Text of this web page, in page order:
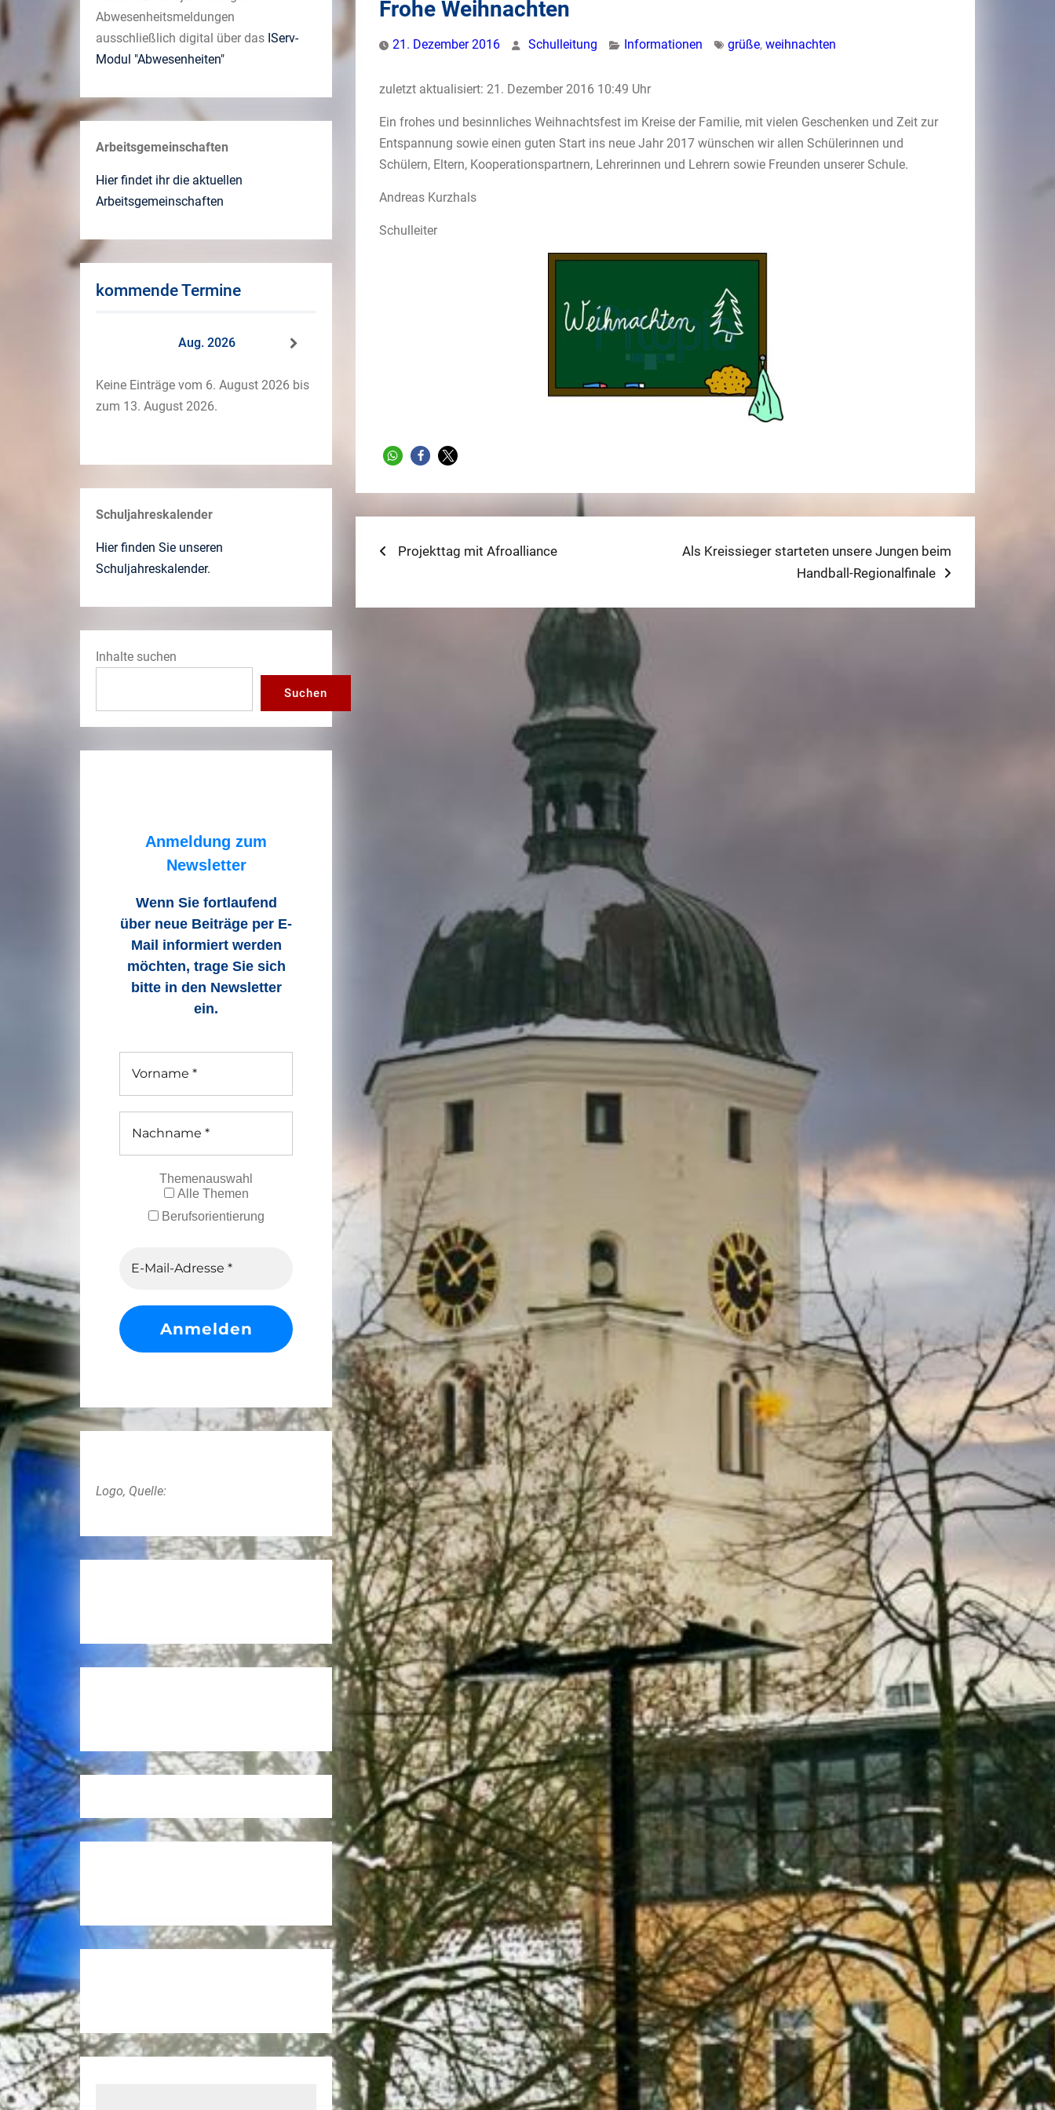
Frohe Weihnachten
21. Dezember 2016 Schulleitung Informationen grüße, weihnachten
zuletzt aktualisiert: 21. Dezember 2016 10:49 Uhr
Ein frohes und besinnliches Weihnachtsfest im Kreise der Familie, mit vielen Geschenken und Zeit zur
Entspannung sowie einen guten Start ins neue Jahr 2017 wünschen wir allen Schülerinnen und
Schülern, Eltern, Kooperationspartnern, Lehrerinnen und Lehrern sowie Freunden unserer Schule.
Andreas Kurzhals
Schulleiter
Beitragsnavigation
Previous
Projekttag mit Afroalliance
Next
Als Kreissieger starteten unsere Jungen beim
Handball-Regionalfinale
Abwesenheitsmeldungen
ausschließlich digital über das IServ-
Modul "Abwesenheiten"
Arbeitsgemeinschaften
Hier findet ihr die aktuellen
Arbeitsgemeinschaften
kommende Termine
Aug. 2026
Keine Einträge vom 6. August 2026 bis
zum 13. August 2026.
Schuljahreskalender
Hier finden Sie unseren
Schuljahreskalender.
Inhalte suchen
Suchen
Anmeldung zum
Newsletter
Wenn Sie fortlaufend
über neue Beiträge per E-
Mail informiert werden
möchten, trage Sie sich
bitte in den Newsletter
ein.
Themenauswahl
Alle Themen
Berufsorientierung
Logo, Quelle: